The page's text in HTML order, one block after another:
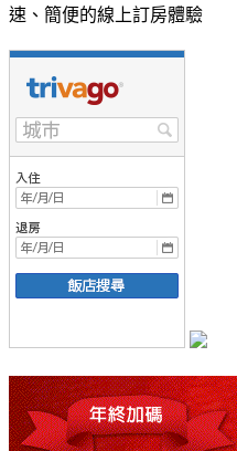
速、簡便的線上訂房體驗